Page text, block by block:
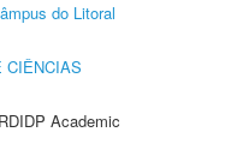
do Litoral
CIÊNCIAS
Academic